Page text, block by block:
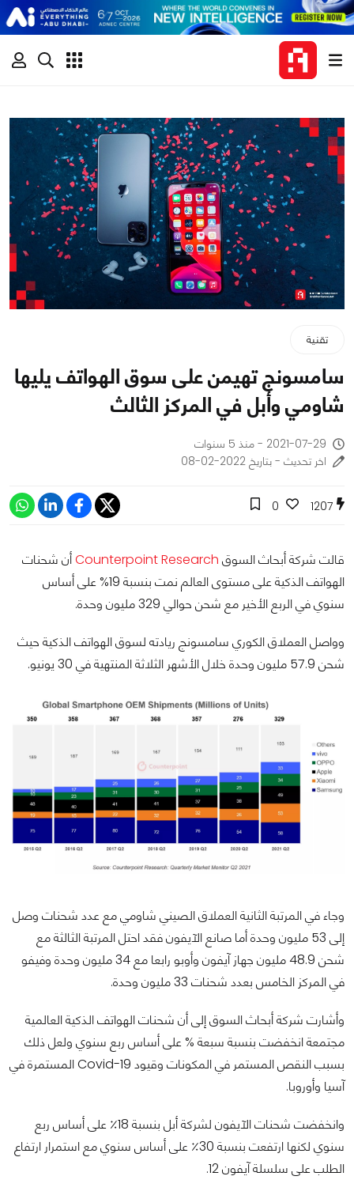
تقنية
سامسونج تهيمن على سوق الهواتف يليها
شاومي وأبل في المركز الثالث
2021-07-29 - منذ 5 سنوات
اخر تحديث - بتاريخ 2022-02-08
1207
0
قالت شركة أبحاث السوق Counterpoint Researchأن شحنات
الهواتف الذكية على مستوى العالم نمت بنسبة 19% على أساس
سنوي في الربع الأخير مع شحن حوالي 329 مليون وحدة.
وواصل العملاق الكوري سامسونج ريادته لسوق الهواتف الذكية حيث
شحن 57.9 مليون وحدة خلال الأشهر الثلاثة المنتهية في 30 يونيو.
وجاء في المرتبة الثانية العملاق الصيني شاومي مع عدد شحنات وصل
إلى 53 مليون وحدة أما صانع الآيفون فقد احتل المرتبة الثالثة مع
شحن 48.9 مليون جهاز آيفون وأوبو رابعا مع 34 مليون وحدة وفيفو
في المركز الخامس بعدد شحنات 33 مليون وحدة.
وأشارت شركة أبحاث السوق إلى أن شحنات الهواتف الذكية العالمية
مجتمعة انخفضت بنسبة سبعة % على أساس ربع سنوي ولعل ذلك
بسبب النقص المستمر في المكونات وقيود Covid-19 المستمرة في
آسيا وأوروبا.
وانخفضت شحنات الآيفون لشركة أبل بنسبة 18٪ على أساس ربع
سنوي لكنها ارتفعت بنسبة 30٪ على أساس سنوي مع استمرار ارتفاع
الطلب على سلسلة آيفون 12.